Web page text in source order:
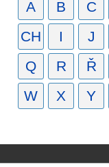
A B C
CH
I J
Q
R Ř
W
X Y